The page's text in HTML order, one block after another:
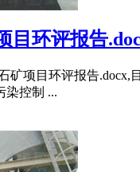
目环评报告
矿项目环评报告
染控制 ...